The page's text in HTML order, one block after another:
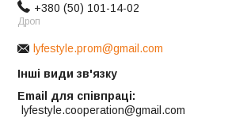
+380 (50) 101-14-02
Дроп
lyfestyle.prom@gmail.com
Інші види зв'язку
Email для співпраці
lyfestyle.cooperation@gmail.com